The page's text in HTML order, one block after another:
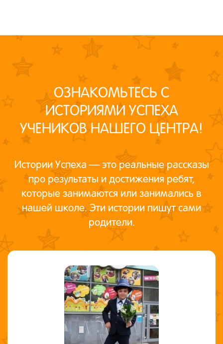
ОЗНАКОМЬТЕСЬ С
ИСТОРИЯМИ УСПЕХА
УЧЕНИКОВ НАШЕГО ЦЕНТРА!
Истории Успеха — это реальные рассказы
про результаты и достижения ребят,
которые занимаются или занимались в
нашей школе. Эти истории пишут сами
родители.